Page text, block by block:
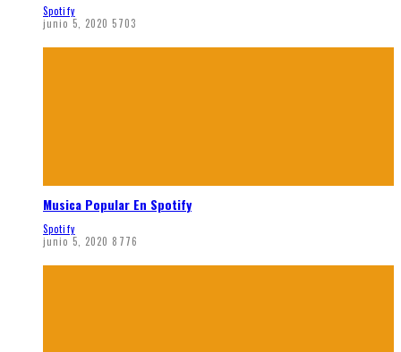
Spotify
junio 5, 2020 5703
Musica Popular En Spotify
Spotify
junio 5, 2020 8776